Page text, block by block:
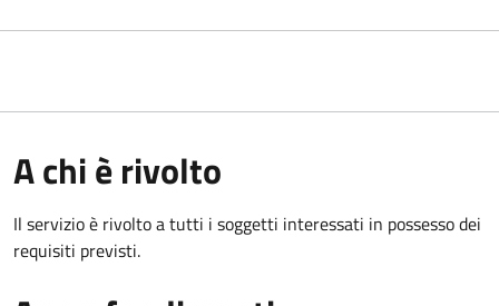
A chi è rivolto
Il servizio è rivolto a tutti i soggetti interessati in possesso dei
requisiti previsti.